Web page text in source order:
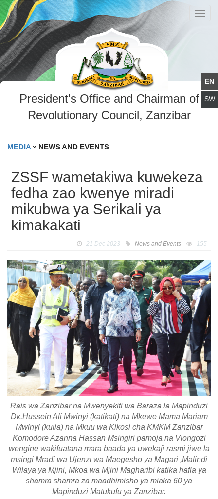
President's Office and Chairman of
Revolutionary Council, Zanzibar
MEDIA » NEWS AND EVENTS
ZSSF wametakiwa kuwekeza
fedha zao kwenye miradi
mikubwa ya Serikali ya
kimakakati
21 Dec 2023 News and Events 155
Rais wa Zanzibar na Mwenyekiti wa Baraza la Mapinduzi
Dk.Hussein Ali Mwinyi (katikati) na Mkewe Mama Mariam
Mwinyi (kulia) na Mkuu wa Kikosi cha KMKM Zanzibar
Komodore Azanna Hassan Msingiri pamoja na Viongozi
wengine wakifuatana mara baada ya uwekaji rasmi jiwe la
msingi Mradi wa Ujenzi wa Maegesho ya Magari ,Malindi
Wilaya ya Mjini, Mkoa wa Mjini Magharibi katika hafla ya
shamra shamra za maadhimisho ya miaka 60 ya
Mapinduzi Matukufu ya Zanzibar.